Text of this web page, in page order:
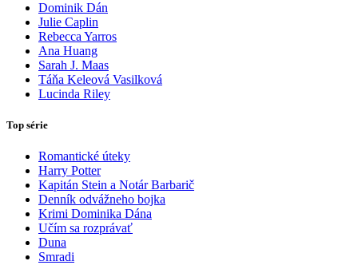
Dominik Dán
Julie Caplin
Rebecca Yarros
Ana Huang
Sarah J. Maas
Táňa Keleová Vasilková
Lucinda Riley
Top série
Romantické úteky
Harry Potter
Kapitán Stein a Notár Barbarič
Denník odvážneho bojka
Krimi Dominika Dána
Učím sa rozprávať
Duna
Smradi